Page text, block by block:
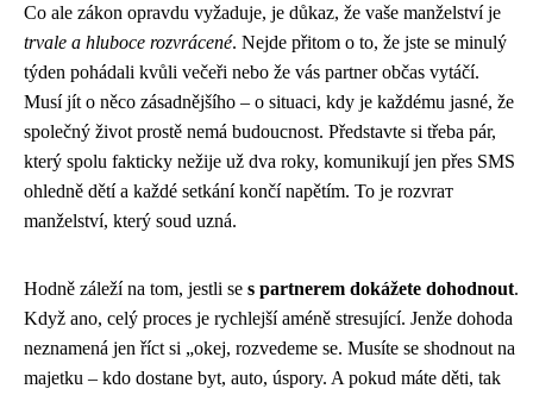
Co ale zákon opravdu vyžaduje, je důkaz, že vaše manželství je
trvale a hluboce rozvrácené. Nejde přitom o to, že jste se minulý
týden pohádali kvůli večeři nebo že vás partner občas vytáčí.
Musí jít o něco zásadnějšího – o situaci, kdy je každému jasné, že
společný život prostě nemá budoucnost. Představte si třeba pár,
který spolu fakticky nežije už dva roky, komunikují jen přes SMS
ohledně dětí a každé setkání končí napětím. To je rozvrат
manželství, který soud uzná.
Hodně záleží na tom, jestli se s partnerem dokážete dohodnout.
Když ano, celý proces je rychlejší améně stresující. Jenže dohoda
neznamená jen říct si „okej, rozvedeme se. Musíte se shodnout na
majetku – kdo dostane byt, auto, úspory. A pokud máte děti, tak